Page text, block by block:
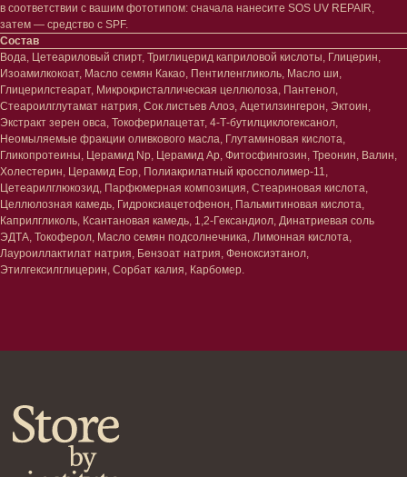
в соответствии с вашим фототипом: сначала нанесите SOS UV REPAIR,
затем — средство с SPF.
Состав
Вода, Цетеариловый спирт, Триглицерид каприловой кислоты, Глицерин,
Изоамилкокоат, Масло семян Какао, Пентиленгликоль, Масло ши,
Глицерилстеарат, Микрокристаллическая целлюлоза, Пантенол,
Стеароилглутамат натрия, Сок листьев Алоэ, Ацетилзингерон, Эктоин,
Экстракт зерен овса, Токоферилацетат, 4-Т-бутилциклогексанол,
Неомыляемые фракции оливкового масла, Глутаминовая кислота,
Гликопротеины, Церамид Np, Церамид Ap, Фитосфингозин, Треонин, Валин,
Холестерин, Церамид Eop, Полиакрилатный кроссполимер-11,
Цетеарилглюкозид, Парфюмерная композиция, Стеариновая кислота,
Целлюлозная камедь, Гидроксиацетофенон, Пальмитиновая кислота,
Каприлгликоль, Ксантановая камедь, 1,2-Гександиол, Динатриевая соль
ЭДТА, Токоферол, Масло семян подсолнечника, Лимонная кислота,
Лауроиллактилат натрия, Бензоат натрия, Феноксиэтанол,
Этилгексилглицерин, Сорбат калия, Карбомер.
Лосьоны
Пилинги/масла
Уход за руками
Уход за ногами
Средства для ванны
Гаджеты
Сертификаты
Наборы
Согласие на обработку
персональных данных
Политика
конфиденциальности
Договор оферта
Увлажнение/питание
Сыворотки/ эссенции
Ретинол
Защита от солнца
Тонизация
Восстановление
Маски и патчи
Уход за губами
Декоротивная косметика
Волосы
Проблемы
Шампуни
Кондиционеры/бальзамы
Маски/скрабы
Сыворотки/лосьоны
Спреи